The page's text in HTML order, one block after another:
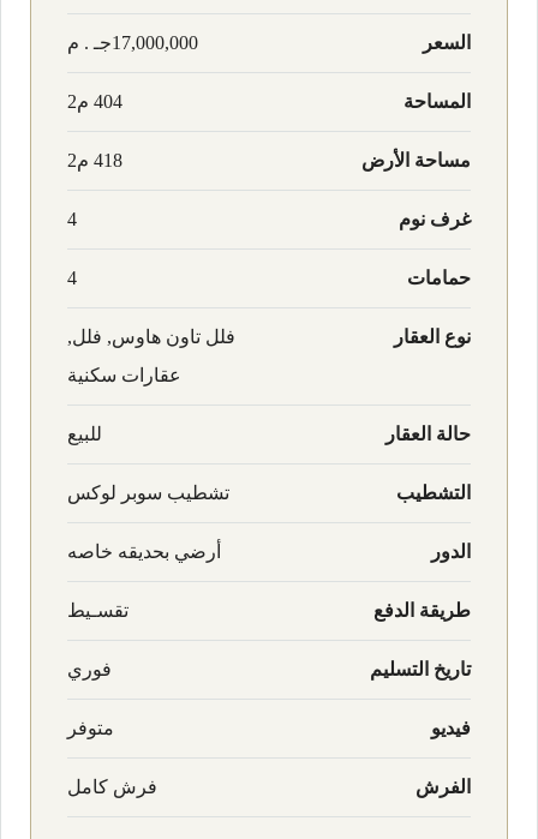
السعر 17,000,000جـ . م
المساحة 404 م2
مساحة الأرض 418 م2
غرف نوم 4
حمامات 4
نوع العقار
فلل تاون هاوس, فلل,
عقارات سكنية
حالة العقار للبيع
التشطيب تشطيب سوبر لوكس
الدور أرضي بحديقه خاصه
طريقة الدفع تقسـيط
تاريخ التسليم فوري
فيديو متوفر
الفرش فرش كامل